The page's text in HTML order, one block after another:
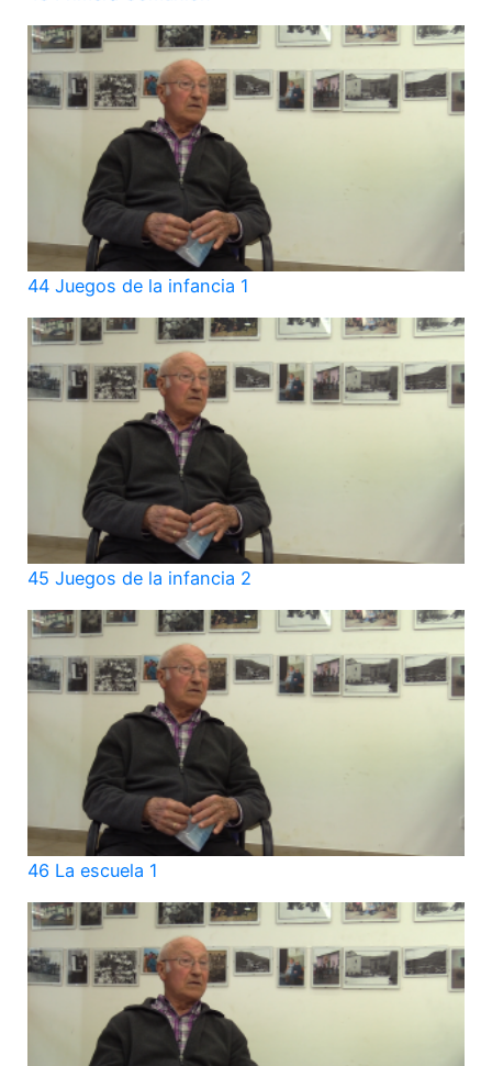
44 Juegos de la infancia 1
45 Juegos de la infancia 2
46 La escuela 1